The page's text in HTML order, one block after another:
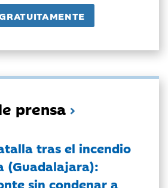
prensa
tras el incendio
(Guadalajara):
sin condenar a